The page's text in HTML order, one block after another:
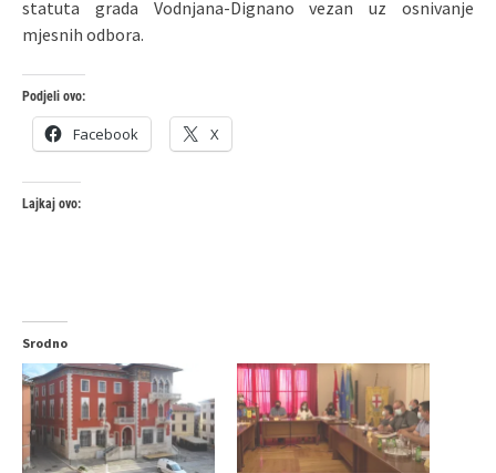
statuta grada Vodnjana-Dignano vezan uz osnivanje
mjesnih odbora.
Podjeli ovo:
Facebook X
Lajkaj ovo:
Srodno